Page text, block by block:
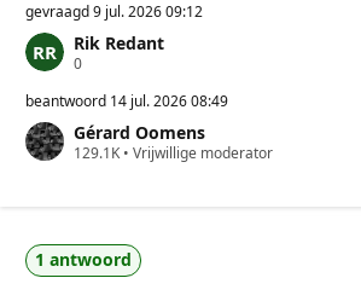
gevraagd9 jul. 2026 09:12
Rik Redant
0R
p
t
a
u
n
t
beantwoord 14 jul. 2026 08:49
Gérard Oomens
129.1K R
a
t
i
• Vrijwillige moderator
1 antwoord